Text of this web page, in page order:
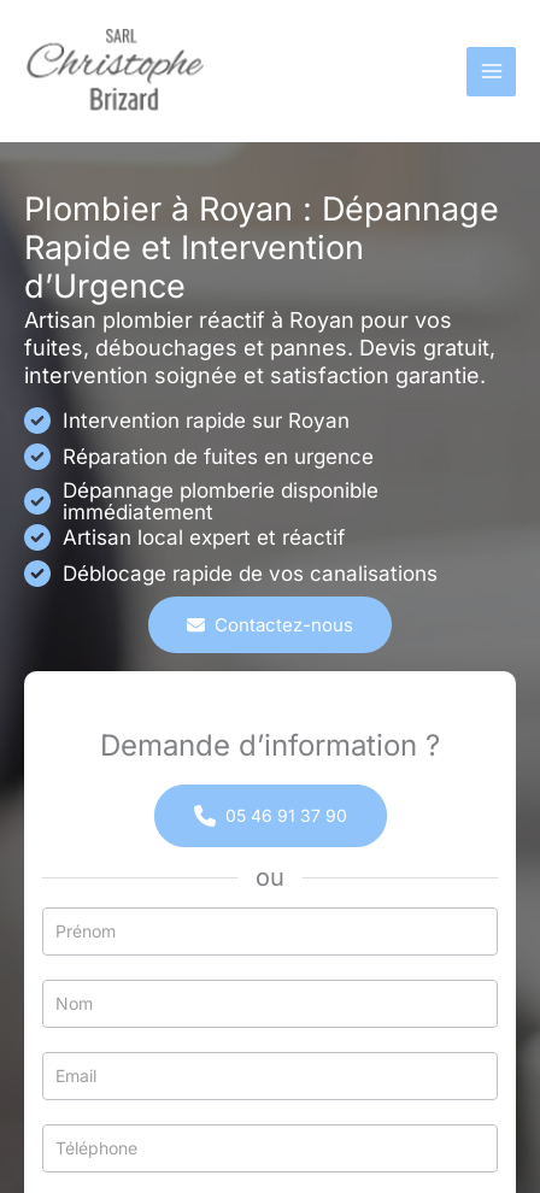
contenu
Plombier à Royan : Dépannage
Rapide et Intervention
d’Urgence
Artisan plombier réactif à Royan pour vos
fuites, débouchages et pannes. Devis gratuit,
intervention soignée et satisfaction garantie.
Intervention rapide sur Royan
Réparation de fuites en urgence
Dépannage plomberie disponible
immédiatement
Artisan local expert et réactif
Déblocage rapide de vos canalisations
Contactez-nous
Demande d’information ?
05 46 91 37 90
ou
Formulaire
simple
avec
téléphone